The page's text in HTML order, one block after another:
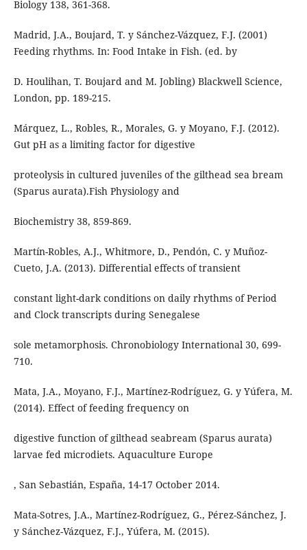
Biology 138, 361-368.
Madrid, J.A., Boujard, T. y Sánchez-Vázquez, F.J. (2001)
Feeding rhythms. In: Food Intake in Fish. (ed. by
D. Houlihan, T. Boujard and M. Jobling) Blackwell Science,
London, pp. 189-215.
Márquez, L., Robles, R., Morales, G. y Moyano, F.J. (2012).
Gut pH as a limiting factor for digestive
proteolysis in cultured juveniles of the gilthead sea bream
(Sparus aurata).Fish Physiology and
Biochemistry 38, 859-869.
Martín-Robles, A.J., Whitmore, D., Pendón, C. y Muñoz-
Cueto, J.A. (2013). Differential effects of transient
constant light-dark conditions on daily rhythms of Period
and Clock transcripts during Senegalese
sole metamorphosis. Chronobiology International 30, 699-
710.
Mata, J.A., Moyano, F.J., Martínez-Rodríguez, G. y Yúfera, M.
(2014). Effect of feeding frequency on
digestive function of gilthead seabream (Sparus aurata)
larvae fed microdiets. Aquaculture Europe
, San Sebastián, España, 14-17 October 2014.
Mata-Sotres, J.A., Martínez-Rodríguez, G., Pérez-Sánchez, J.
y Sánchez-Vázquez, F.J., Yúfera, M. (2015).